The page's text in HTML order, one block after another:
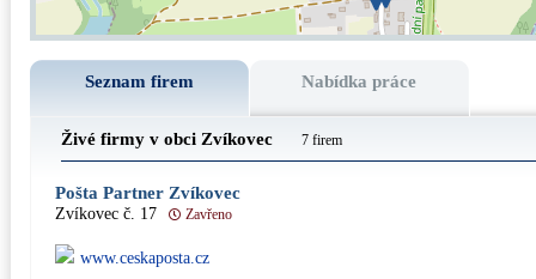
Seznam firem Nabídka práce
Živé firmy v obci Zvíkovec 7 firem
Pošta Partner Zvíkovec
Zvíkovec č. 17 Zavřeno
www.ceskaposta.cz